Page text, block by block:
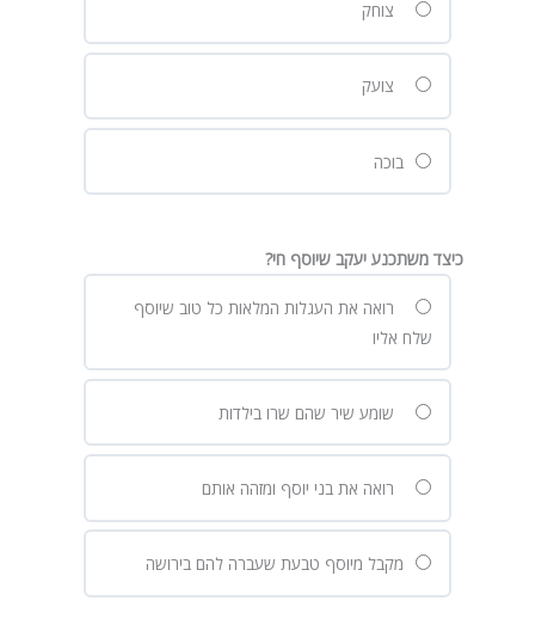
צוחק
צועק
בוכה
כיצד משתכנע יעקב שיוסף חי?
רואה את העגלות המלאות כל טוב שיוסף
שלח אליו
שומע שיר שהם שרו בילדות
רואה את בני יוסף ומזהה אותם
מקבל מיוסף טבעת שעברה להם בירושה